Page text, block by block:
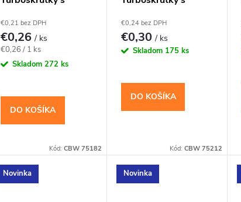
TX30
€0,21 bez DPH
€0,26/ ks
Jednotková
cena:
€0,26 / 1 ks
Skladom 272 ks
DO KOŠÍKA
Kód: CBW 75182
TX30
€0,24 bez DPH
€0,30/ ks
Skladom 175 ks
DO KOŠÍKA
Kód: CBW 75212
Novinka Novinka